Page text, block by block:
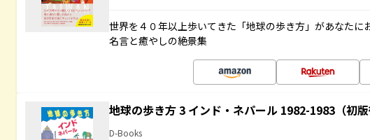
世界を４０年以上歩いてきた「地球の歩き方」があなたに
名言と癒やしの絶景集
地球の歩き方 3 インド・ネパール 1982-1983（初版
D-Books